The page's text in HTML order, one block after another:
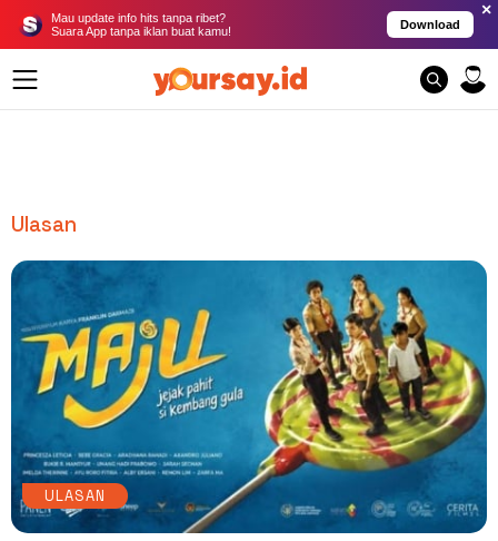
Mau update info hits tanpa ribet?
Suara App tanpa iklan buat kamu!
Download
×
Ulasan
ULASAN